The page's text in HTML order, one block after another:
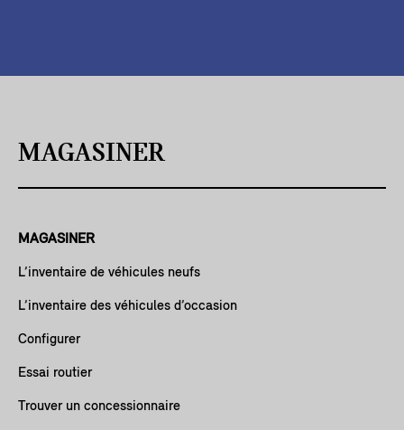
MAGASINER
MAGASINER
L’inventaire de véhicules neufs
L’inventaire des véhicules d’occasion
Configurer
Essai routier
Trouver un concessionnaire